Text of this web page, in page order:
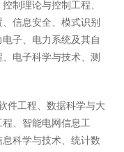
制理论与控制工程、
信息安全、模式识别
子、电力系统及其自
电子科学与技术、测
件工程、数据科学与大
、智能电网信息工
科学与技术、统计数